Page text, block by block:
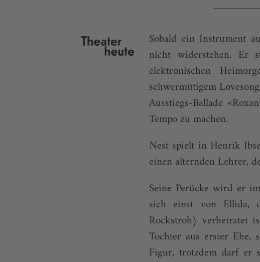
Sobald ein Instrument
nicht widerstehen. Er
elektronischen
schwermütigem
Ausstiegs-Ballade
Tempo zu machen.
Nest spielt in Henrik
einen alternden Lehrer,
Seine Perücke wird er
sich einst von Ellida,
Rockstroh) verheiratet
Tochter aus erster Ehe,
Figur, trotzdem darf er